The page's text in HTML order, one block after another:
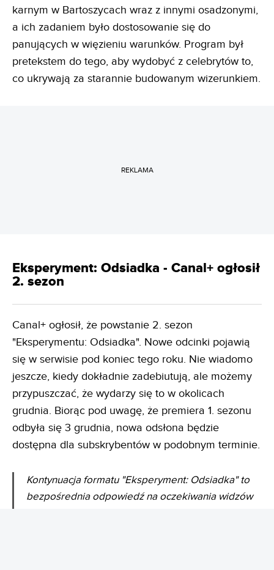
karnym w Bartoszycach wraz z innymi osadzonymi,
a ich zadaniem było dostosowanie się do
panujących w więzieniu warunków. Program był
pretekstem do tego, aby wydobyć z celebrytów to,
co ukrywają za starannie budowanym wizerunkiem.
REKLAMA
Eksperyment: Odsiadka - Canal+ ogłosił
2. sezon
Canal+ ogłosił, że powstanie 2. sezon
"Eksperymentu: Odsiadka". Nowe odcinki pojawią
się w serwisie pod koniec tego roku. Nie wiadomo
jeszcze, kiedy dokładnie zadebiutują, ale możemy
przypuszczać, że wydarzy się to w okolicach
grudnia. Biorąc pod uwagę, że premiera 1. sezonu
odbyła się 3 grudnia, nowa odsłona będzie
dostępna dla subskrybentów w podobnym terminie.
Kontynuacja formatu "Eksperyment: Odsiadka" to
bezpośrednia odpowiedź na oczekiwania widzów